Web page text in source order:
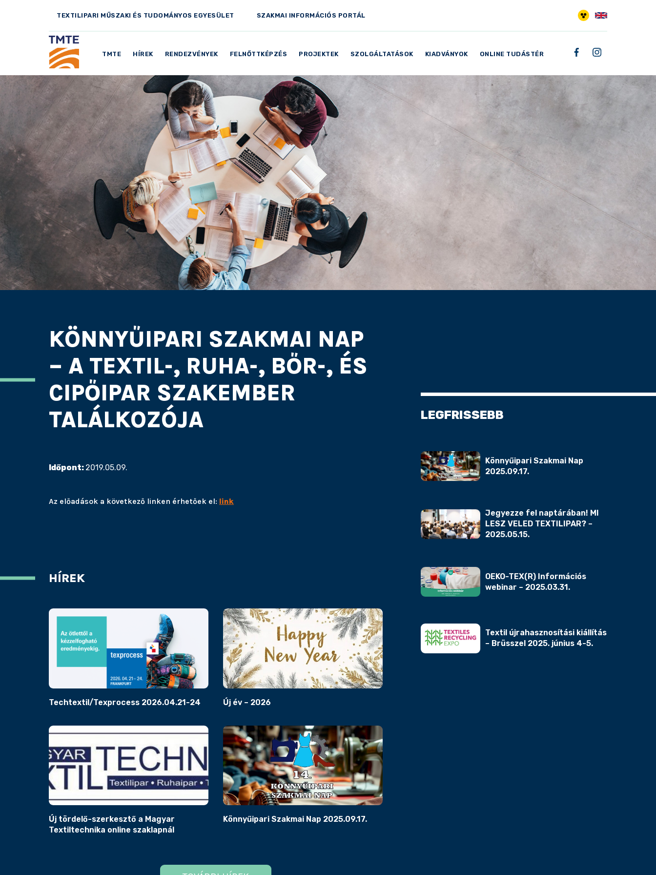
TEXTILIPARI MŰSZAKI ÉS TUDOMÁNYOS EGYESÜLET SZAKMAI INFORMÁCIÓS PORTÁL
TMTE HÍREK RENDEZVÉNYEK FELNŐTTKÉPZÉS PROJEKTEK SZOLGÁLTATÁSOK KIADVÁNYOK ONLINE TUDÁSTÉR
KÖNNYŰIPARI SZAKMAI NAP
– A TEXTIL-, RUHA-, BŐR-, ÉS
CIPŐIPAR SZAKEMBER
TALÁLKOZÓJA
Időpont: 2019.05.09.
Az előadások a következő linken érhetőek el: link
HÍREK
Techtextil/Texprocess 2026.04.21-24 Új év – 2026
Új tördelő-szerkesztő a Magyar
Textiltechnika online szaklapnál
Könnyűipari Szakmai Nap 2025.09.17.
LEGFRISSEBB
Könnyűipari Szakmai Nap
2025.09.17.
Jegyezze fel naptárában! MI
LESZ VELED TEXTILIPAR? –
2025.05.15.
OEKO-TEX(R) Információs
webinar – 2025.03.31.
Textil újrahasznosítási kiállítás
– Brüsszel 2025. június 4-5.